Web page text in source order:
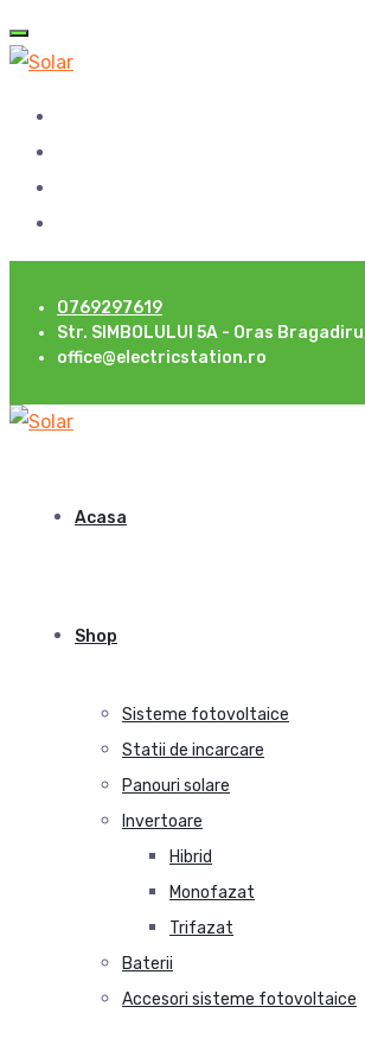
0769297619
Str. SIMBOLULUI 5A - Oras
office@electricstation.ro
Acasa
Shop
Sisteme fotovoltaice
Statii de incarcare
Panouri solare
Invertoare
Hibrid
Monofazat
Trifazat
Baterii
Accesori sisteme fotovoltaice